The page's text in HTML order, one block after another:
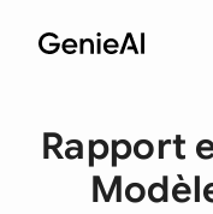
Rapport